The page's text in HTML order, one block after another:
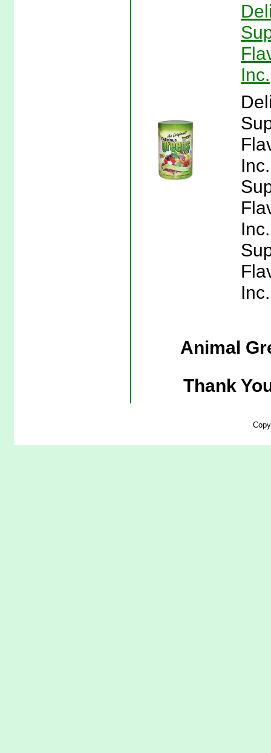
Inc.
Animal
Thank